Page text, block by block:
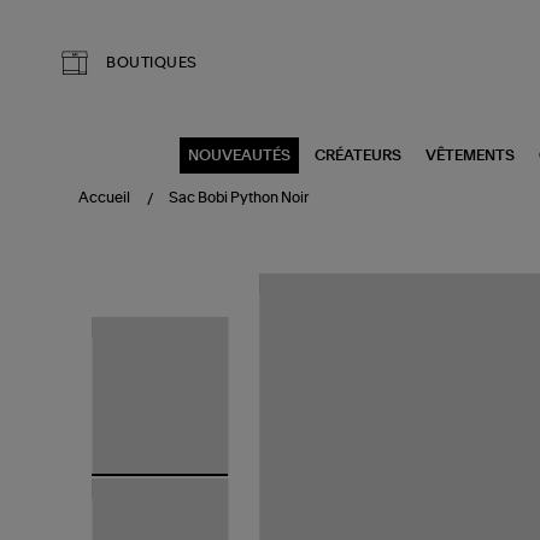
BOUTIQUES
NOUVEAUTÉS CRÉATEURS VÊTEMENTS
Accueil Sac Bobi Python Noir